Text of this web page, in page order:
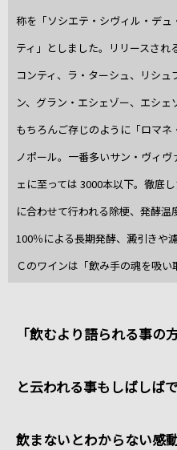
称を「ソシエテ・シヴィル・デ
ティ」としました。リリースされ
コンティ、ラ・ターシュ、リシ
ン、グラン・エシェゾー、エシェ
もちろんご存じのように「ロマ
ノポール。一番多いサン・ヴィ
ェに至っては 3000本以下。徹底
に合わせて行われる除梗、発酵
100％による長期発酵、澱引きや
Ｃのワインは「飲み手の魂を吸い
「飲むより語られる事の
と云われる事もしばしばで
飲まないとわからない感